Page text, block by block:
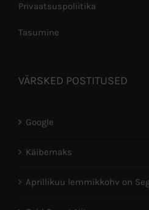
Privaatsuspoliitika
Tasumine
VÄRSKED POSTITUSED
Google
Käibemaks
Aprillikuu lemmikkohv on